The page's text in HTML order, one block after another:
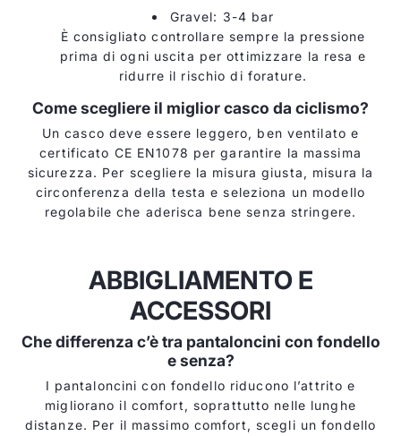
Gravel: 3-4 bar
È consigliato controllare sempre la pressione
prima di ogni uscita per ottimizzare la resa e
ridurre il rischio di forature.
Come scegliere il miglior casco da ciclismo?
Un casco deve essere leggero, ben ventilato e
certificato CE EN1078 per garantire la massima
sicurezza. Per scegliere la misura giusta, misura la
circonferenza della testa e seleziona un modello
regolabile che aderisca bene senza stringere.
ABBIGLIAMENTO E
ACCESSORI
Che differenza c’è tra pantaloncini con fondello
e senza?
I pantaloncini con fondello riducono l’attrito e
migliorano il comfort, soprattutto nelle lunghe
distanze. Per il massimo comfort, scegli un fondello